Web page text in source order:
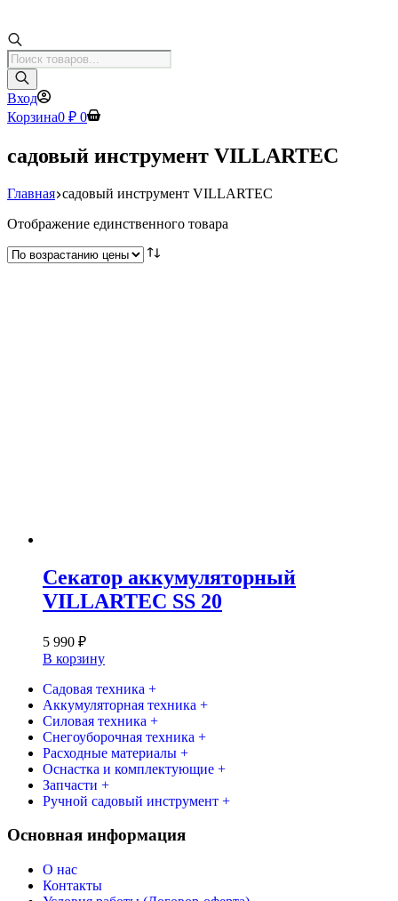
Поиск
товаров
Вход
Корзина0 ₽ 0
садовый инструмент VILLARTEC
Главная садовый инструмент VILLARTEC
Отображение единственного товара
Секатор аккумуляторный
VILLARTEC SS 20
5 990 ₽
В корзину
Садовая техника +
Аккумуляторная техника +
Силовая техника +
Снегоуборочная техника +
Расходные материалы +
Оснастка и комплектующие +
Запчасти +
Ручной садовый инструмент +
Основная информация
О нас
Контакты